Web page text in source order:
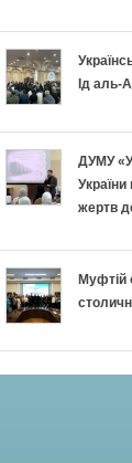
Ід
ДУМУ
жертв
Муфтій